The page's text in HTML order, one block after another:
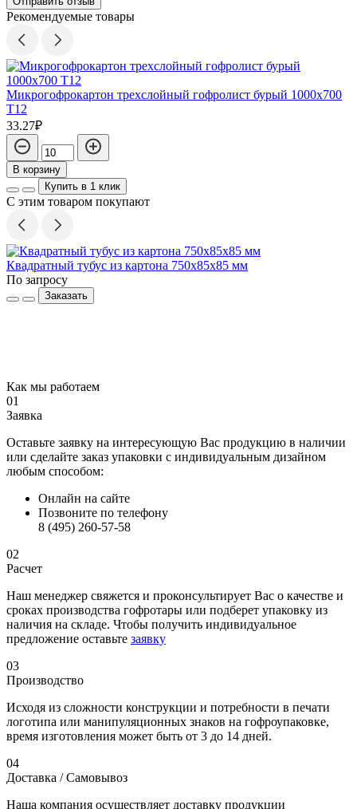
Рекомендуемые товары
Микрогофрокартон трехслойный гофролист бурый 1000х700
Т12
33.27₽
В корзину
Купить в 1 клик
С этим товаром покупают
Квадратный тубус из картона 750x85x85 мм
По запросу
Заказать
Как мы работаем
01
Заявка
Оставьте заявку на интересующую Вас продукцию в наличии
или сделайте заказ упаковки с индивидуальным дизайном
любым способом:
Онлайн на сайте
Позвоните по телефону
8 (495) 260-57-58
02
Расчет
Наш менеджер свяжется и проконсультирует Вас о качестве и
сроках производства гофротары или подберет упаковку из
наличия на складе. Чтобы получить индивидуальное
предложение оставьте заявку
03
Производство
Исходя из сложности конструкции и потребности в печати
логотипа или манипуляционных знаков на гофроупаковке,
время изготовления может быть от 3 до 14 дней.
04
Доставка / Самовывоз
Наша компания осуществляет доставку продукции